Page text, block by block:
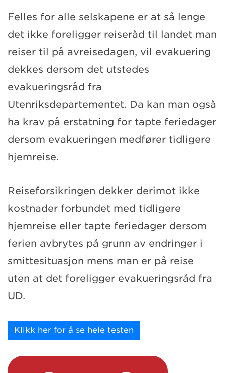
Felles for alle selskapene er at så lenge
det ikke foreligger reiseråd til landet man
reiser til på avreisedagen, vil evakuering
dekkes dersom det utstedes
evakueringsråd fra
Utenriksdepartementet. Da kan man også
ha krav på erstatning for tapte feriedager
dersom evakueringen medfører tidligere
hjemreise.
Reiseforsikringen dekker derimot ikke
kostnader forbundet med tidligere
hjemreise eller tapte feriedager dersom
ferien avbrytes på grunn av endringer i
smittesituasjon mens man er på reise
uten at det foreligger evakueringsråd fra
UD.
Klikk her for å se hele testen